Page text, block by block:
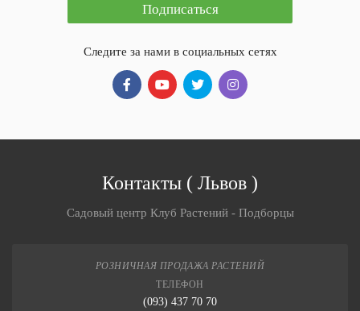
Подписаться
Следите за нами в социальных сетях
Контакты ( Львов )
Садовый центр Клуб Растений - Подборцы
РОЗНИЧНАЯ ПРОДАЖА РАСТЕНИЙ
ТЕЛЕФОН
(093) 437 70 70